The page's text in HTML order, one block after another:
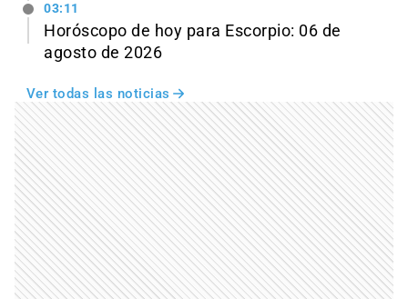
03:11
Horóscopo de hoy para Escorpio: 06 de
agosto de 2026
Ver todas las noticias